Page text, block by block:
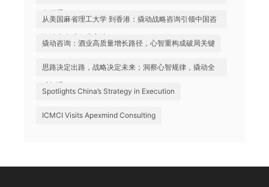
化握手”
从美国麻省理工大学 到香港：撬动战略咨询引领中国咨
询站上全球行业高地
撬动咨询：酒业高质量增长路径，心智重构成破局关键
思路决定出路，战略决定未来；洞察心智规律，撬动全
球机遇
Spotlights China’s Strategy in Execution
ICMCI Visits Apexmind Consulting